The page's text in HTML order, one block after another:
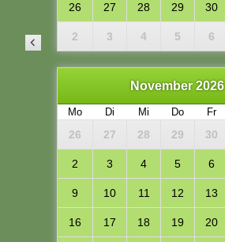
26 27 28 29 30
2 3 4 5 6
November 2026
Mo Di Mi Do Fr
26 27 28 29 30
2 3 4 5 6
9 10 11 12 13
16 17 18 19 20